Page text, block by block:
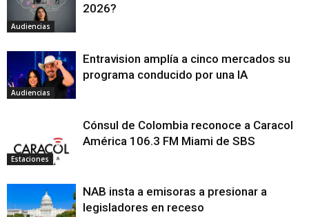
Audiencias
2026?
Audiencias
Entravision amplía a cinco mercados su
programa conducido por una IA
Estaciones
Cónsul de Colombia reconoce a Caracol
América 106.3 FM Miami de SBS
NAB insta a emisoras a presionar a
legisladores en receso